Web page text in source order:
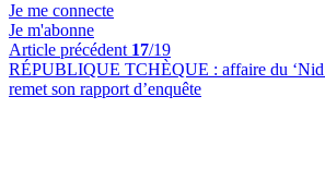
Je me connecte
Je m'abonne
Article précédent 17/19
RÉPUBLIQUE TCHÈQUE : affaire du
remet son rapport d’enquête